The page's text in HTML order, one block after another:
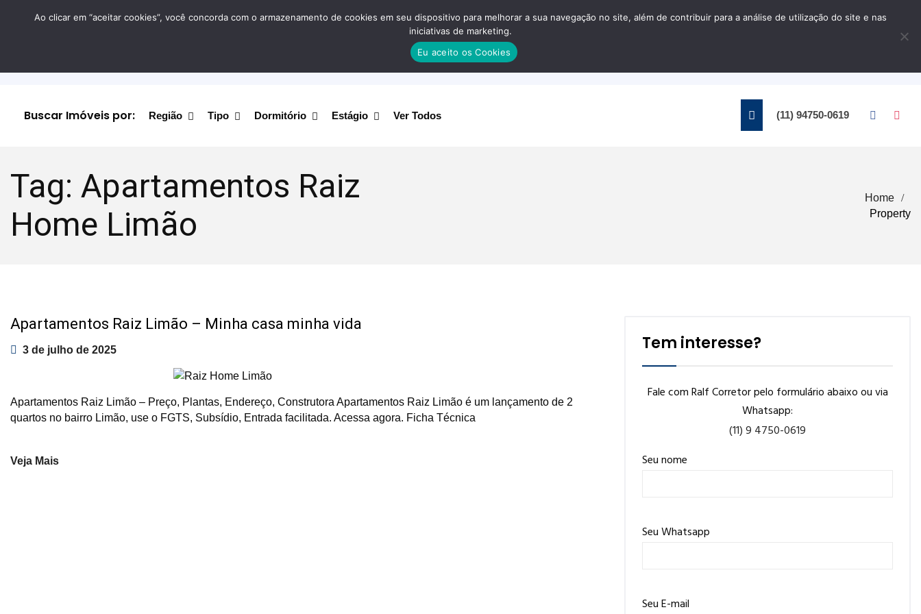
Contato
Buscar Imóveis por: Região Tipo Dormitório Estágio Ver Todos (11) 94750-0619
Tag: Apartamentos Raiz
Home Limão
Home
Property
Apartamentos Raiz Limão – Minha casa minha vida
3 de julho de 2025
Apartamentos Raiz Limão – Preço, Plantas, Endereço, Construtora Apartamentos Raiz Limão é um lançamento de 2
quartos no bairro Limão, use o FGTS, Subsídio, Entrada facilitada. Acessa agora. Ficha Técnica
Veja Mais
Tem interesse?
Fale com Ralf Corretor pelo formulário abaixo ou via
Whatsapp:
(11) 9 4750-0619
Seu nome
Seu Whatsapp
Seu E-mail
Ao clicar em “aceitar cookies”, você concorda com o armazenamento de cookies em seu dispositivo para melhorar a sua navegação no site, além de contribuir para a análise de utilização do site e nas
iniciativas de marketing.
Eu aceito os Cookies